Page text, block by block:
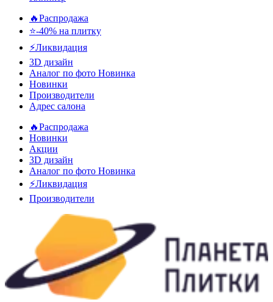
🔥Распродажа
⭐-40% на плитку
⚡️Ликвидация
3D дизайн
Аналог по фото Новинка
Новинки
Производители
Адрес салона
🔥Распродажа
Новинки
Акции
3D дизайн
Аналог по фото Новинка
⚡Ликвидация
Производители